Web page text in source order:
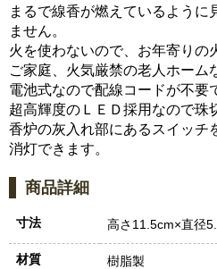
まるで線香が燃えているように
ません。
火を使わないので、お年寄りの
ご家庭、火気厳禁の老人ホーム
電池式なので配線コードが不要
超高輝度のＬＥＤ採用なので珠
香炉の灰入れ部にあるスイッチ
消灯できます。
商品詳細
寸法 高さ11.5cm×直径
材質 樹脂製